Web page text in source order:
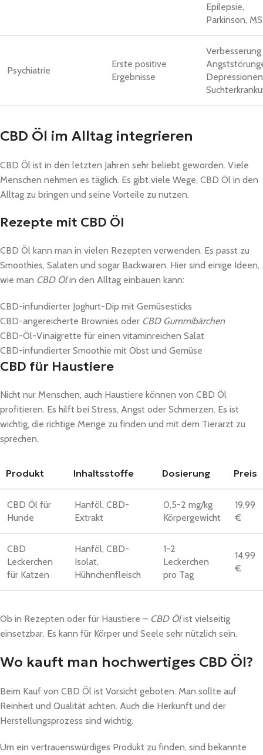
Epilepsie,
Parkinson, MS
Psychiatrie
Erste positive
Ergebnisse
CBD Öl im Alltag integrieren
CBD Öl ist in den letzten Jahren sehr beliebt geworden. Viele
Menschen nehmen es täglich. Es gibt viele Wege, CBD Öl in den
Alltag zu bringen und seine Vorteile zu nutzen.
Rezepte mit CBD Öl
CBD Öl kann man in vielen Rezepten verwenden. Es passt zu
Smoothies, Salaten und sogar Backwaren. Hier sind einige Ideen,
wie man CBD Ölin den Alltag einbauen kann:
CBD-infundierter Joghurt-Dip mit Gemüsesticks
CBD-angereicherte Brownies oder CBD Gummibärchen
CBD-Öl-Vinaigrette für einen vitaminreichen Salat
CBD-infundierter Smoothie mit Obst und Gemüse
CBD für Haustiere
Nicht nur Menschen, auch Haustiere können von CBD Öl
profitieren. Es hilft bei Stress, Angst oder Schmerzen. Es ist
wichtig, die richtige Menge zu finden und mit dem Tierarzt zu
sprechen.
Produkt Inhaltsstoffe Dosierung Preis
CBD Öl für
Hunde
Hanföl, CBD-
Extrakt
0,5-2 mg/kg
Körpergewicht
19,99
€
CBD
Leckerchen
für Katzen
Hanföl, CBD-
Isolat,
Hühnchenfleisch
1-2
Leckerchen
pro Tag
14,99
€
Ob in Rezepten oder für Haustiere – CBD Ölist vielseitig
einsetzbar. Es kann für Körper und Seele sehr nützlich sein.
Wo kauft man hochwertiges CBD Öl?
Beim Kauf von CBD Öl ist Vorsicht geboten. Man sollte auf
Reinheit und Qualität achten. Auch die Herkunft und der
Herstellungsprozess sind wichtig.
Um ein vertrauenswürdiges Produkt zu finden, sind bekannte